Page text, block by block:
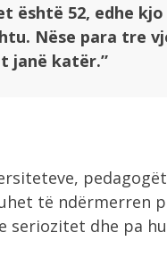
është 52, edhe
Nëse para tre
janë katër.”
të ndërmerren
seriozitet dhe pa